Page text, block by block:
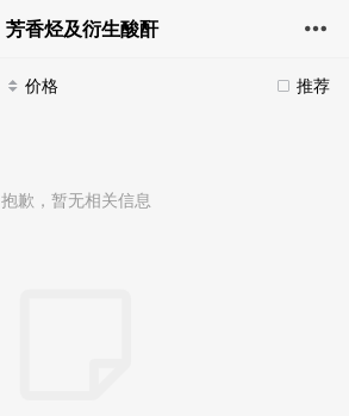
芳香烃及衍生酸酐
推荐
价格
抱歉，暂无相关信息